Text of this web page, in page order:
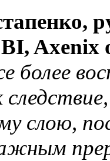
Axenix
более
слою,